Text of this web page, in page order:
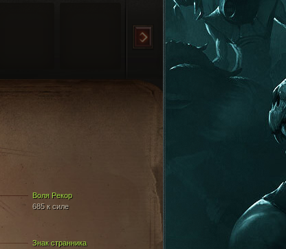
Воля Рекор
685 к силе
Знак странника